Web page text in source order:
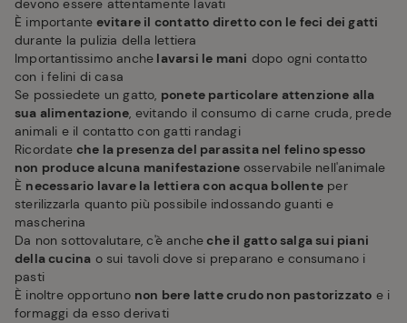
devono essere attentamente lavati
È importante evitare il contatto diretto con le feci dei gatti
durante la pulizia della lettiera
Importantissimo anche lavarsi le mani dopo ogni contatto
con i felini di casa
Se possiedete un gatto, ponete particolare attenzione alla
sua alimentazione, evitando il consumo di carne cruda, prede
animali e il contatto con gatti randagi
Ricordate che la presenza del parassita nel felino spesso
non produce alcuna manifestazione osservabile nell'animale
È necessario lavare la lettiera con acqua bollente per
sterilizzarla quanto più possibile indossando guanti e
mascherina
Da non sottovalutare, c'è ancheche il gatto salga sui piani
della cucina o sui tavoli dove si preparano e consumano i
pasti
È inoltre opportuno non bere latte crudo non pastorizzato e i
formaggi da esso derivati